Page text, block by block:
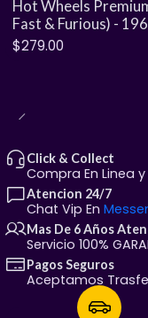
Llantas de goma
¿Cómo los adquieres?
Recolección local:
(justo frente a la
Chih.
​Envíos:¡Llegamos
Hot Wheels
Fast & Furious) -
$279.00
Click & Collect
Compra En Linea
Atencion 24/7
Chat Vip En
Mas De 6 Años
Servicio 100%
Pagos Seguros
Aceptamos